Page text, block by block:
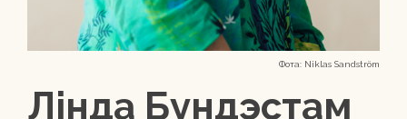
Фота: Niklas Sandström
Лінда Бундэстам